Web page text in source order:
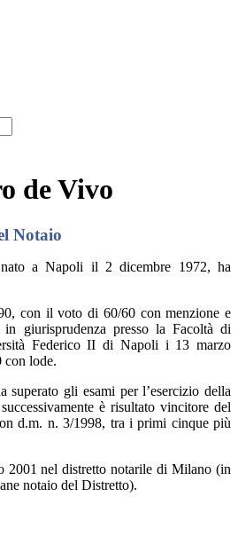
de Vivo
Notaio
a Napoli il 2 dicembre 1972, ha
con il voto di 60/60 con menzione e
in giurisprudenza presso la Facoltà di
Federico II di Napoli i 13 marzo
con lode.
superato gli esami per l’esercizio della
è risultato vincitore del
d.m. n. 3/1998, tra i primi cinque più
2001 nel distretto notarile di Milano (in
notaio del Distretto).